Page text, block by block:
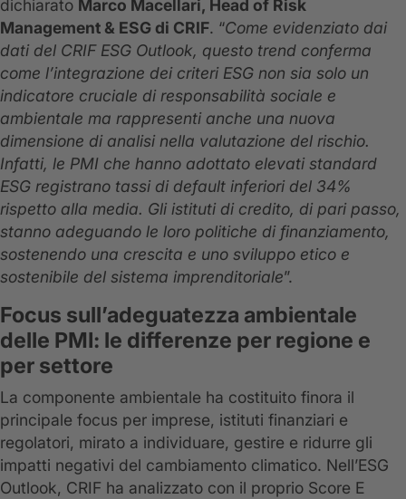
dichiarato Marco Macellari, Head of Risk
Management & ESG di CRIF. “Come evidenziato dai
dati del CRIF ESG Outlook, questo trend conferma
come l’integrazione dei criteri ESG non sia solo un
indicatore cruciale di responsabilità sociale e
ambientale ma rappresenti anche una nuova
dimensione di analisi nella valutazione del rischio.
Infatti, le PMI che hanno adottato elevati standard
ESG registrano tassi di default inferiori del 34%
rispetto alla media. Gli istituti di credito, di pari passo,
stanno adeguando le loro politiche di finanziamento,
sostenendo una crescita e uno sviluppo etico e
sostenibile del sistema imprenditoriale”.
Focus sull’adeguatezza ambientale
delle PMI: le differenze per regione e
per settore
La componente ambientale ha costituito finora il
principale focus per imprese, istituti finanziari e
regolatori, mirato a individuare, gestire e ridurre gli
impatti negativi del cambiamento climatico. Nell’ESG
Outlook, CRIF ha analizzato con il proprio Score E